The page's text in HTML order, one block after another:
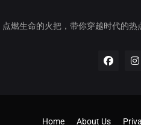
点燃生命的火把，带你穿越时代的
Home About Us